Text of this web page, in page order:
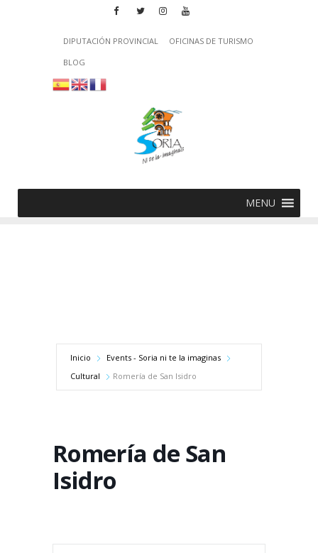
DIPUTACIÓN PROVINCIAL
OFICINAS DE TURISMO
BLOG
MENU
Inicio
Events - Soria ni te la imaginas
Cultural
Romería de San Isidro
Romería de San
Isidro